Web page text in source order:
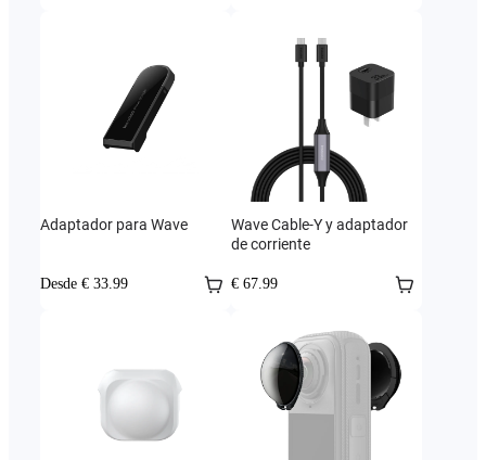
Adaptador para Wave
Desde € 33.99
Wave Cable-Y y adaptador
de corriente
€ 67.99